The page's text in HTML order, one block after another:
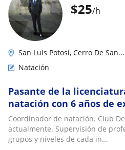
$25/h
San Luis Potosí, Cerro De San...
Natación
Pasante de la
natación con 6 años de
de nivel principiante
competen
Coordinador de natación. Club
actualmente. Supervisión de
grupos y niveles de cada in...